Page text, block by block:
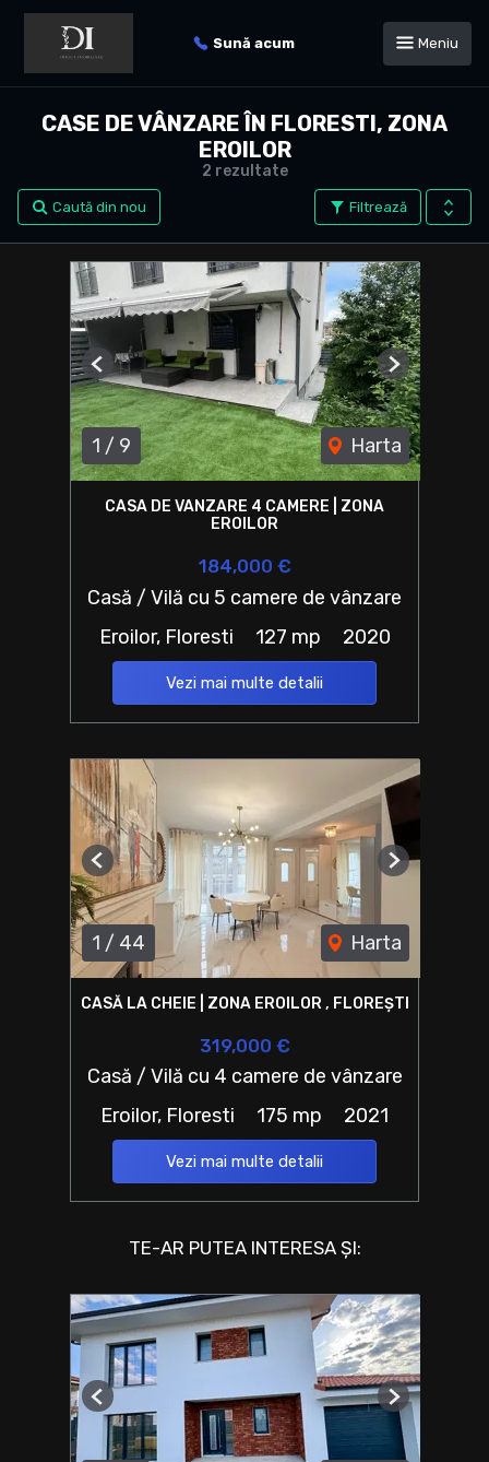
Sună acum Meniu
2 rezultate
CASE DE VÂNZARE ÎN FLORESTI, ZONA
EROILOR
Filtrează
Caută din nou
1 / 9 Harta
Previous Next
CASA DE VANZARE 4 CAMERE | ZONA
EROILOR
184,000 €
Casă / Vilă cu 5 camere de vânzare
Eroilor, Floresti
127 mp 2020
Vezi mai multe detalii
1 / 44 Harta
Previous Next
CASĂ LA CHEIE | ZONA EROILOR , FLOREȘTI
319,000 €
Casă / Vilă cu 4 camere de vânzare
Eroilor, Floresti
175 mp 2021
Vezi mai multe detalii
TE-AR PUTEA INTERESA ȘI:
Previous Next